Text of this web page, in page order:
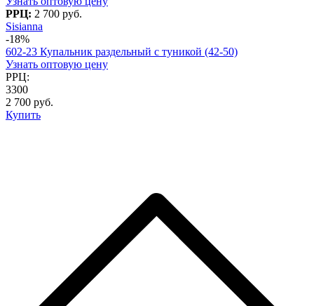
РРЦ: 2 700 руб.
Sisianna
-18%
602-23 Купальник раздельный с туникой (42-50)
Узнать оптовую цену
РРЦ:
3300
2 700 руб.
Купить